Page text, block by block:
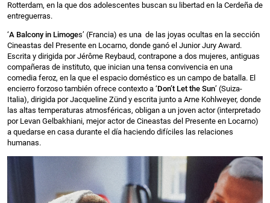
Rotterdam, en la que dos adolescentes buscan su libertad en la Cerdeña de
entreguerras.
‘A Balcony in Limoges’ (Francia) es una de las joyas ocultas en la sección
Cineastas del Presente en Locarno, donde ganó el Junior Jury Award.
Escrita y dirigida por Jérôme Reybaud, contrapone a dos mujeres, antiguas
compañeras de instituto, que inician una tensa convivencia en una
comedia feroz, en la que el espacio doméstico es un campo de batalla. El
encierro forzoso también ofrece contexto a ‘Don’t Let the Sun’ (Suiza-
Italia), dirigida por Jacqueline Zünd y escrita junto a Arne Kohlweyer, donde
las altas temperaturas atmosféricas, obligan a un joven actor (interpretado
por Levan Gelbakhiani, mejor actor de Cineastas del Presente en Locarno)
a quedarse en casa durante el día haciendo difíciles las relaciones
humanas.